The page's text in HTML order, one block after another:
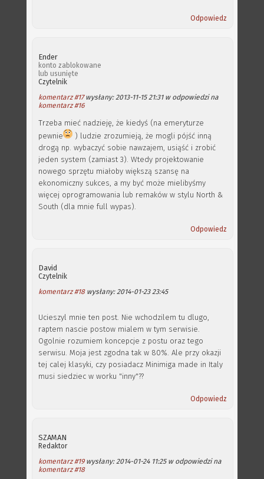
Odpowiedz
Ender
konto zablokowane
lub usunięte
Czytelnik
komentarz #17wysłany: 2013-11-15 21:31 w odpowiedzi na
komentarz #16
Trzeba mieć nadzieję, że kiedyś (na emeryturze
pewnie
) ludzie zrozumieją, że mogli pójść inną
drogą np. wybaczyć sobie nawzajem, usiąść i zrobić
jeden system (zamiast 3). Wtedy projektowanie
nowego sprzętu miałoby większą szansę na
ekonomiczny sukces, a my być może mielibyśmy
więcej oprogramowania lub remaków w stylu North &
South (dla mnie full wypas).
Odpowiedz
David
Czytelnik
komentarz #18wysłany: 2014-01-23 23:45
Ucieszyl mnie ten post. Nie wchodzilem tu dlugo,
raptem nascie postow mialem w tym serwisie.
Ogolnie rozumiem koncepcje z postu oraz tego
serwisu. Moja jest zgodna tak w 80%. Ale przy okazji
tej calej klasyki, czy posiadacz Minimiga made in Italy
musi siedziec w worku "inny"??
Odpowiedz
SZAMAN
Redaktor
komentarz #19wysłany: 2014-01-24 11:25 w odpowiedzi na
komentarz #18